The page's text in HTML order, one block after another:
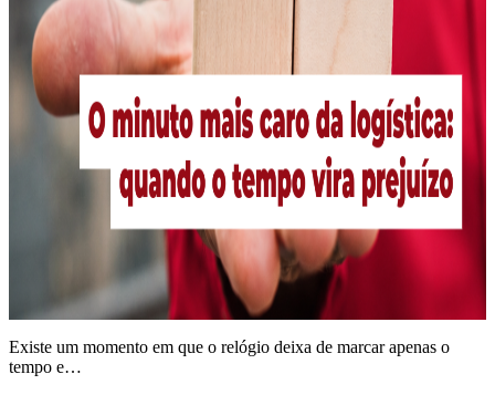
Existe um momento em que o relógio deixa de marcar apenas o
tempo e…